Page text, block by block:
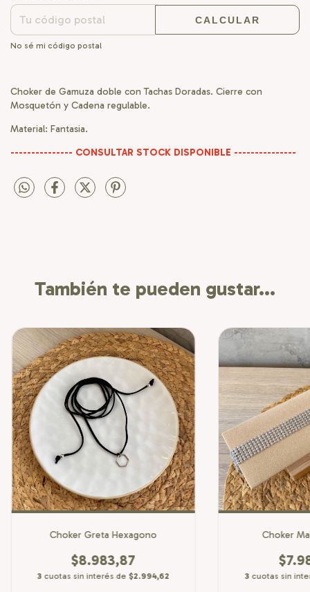
CALCULAR
No sé mi código postal
Choker de Gamuza doble con Tachas Doradas. Cierre con
Mosquetón y Cadena regulable.
Material: Fantasia.
--------------- CONSULTAR STOCK DISPONIBLE ---------------
También te pueden gustar...
Choker Greta Hexagono
$8.983,87
3 cuotas sin interés de $2.994,62
Choker
3 cuotas sin